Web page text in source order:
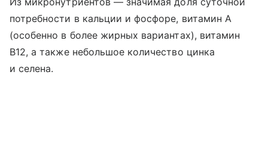
потребности в кальции и фосфоре, витамин A
(особенно в более жирных вариантах), витамин
B12, а также небольшое количество цинка
и селена.